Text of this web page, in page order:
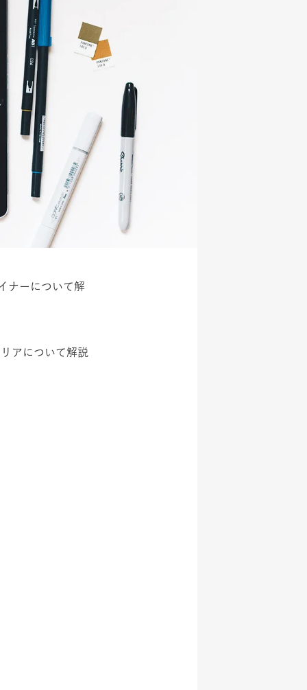
ナーについて解
アについて解説